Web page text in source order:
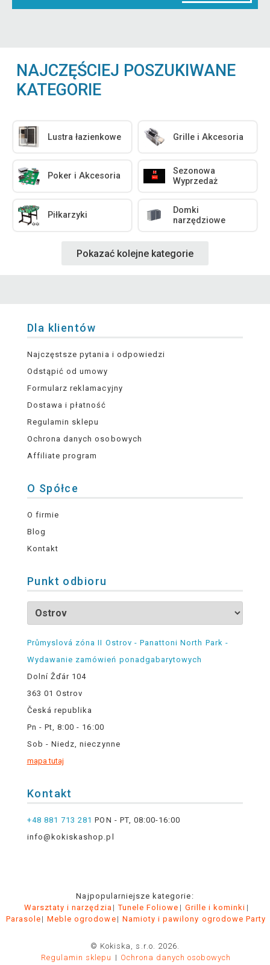
NAJCZĘŚCIEJ POSZUKIWANE
KATEGORIE
Lustra łazienkowe Grille i Akcesoria
Poker i Akcesoria
Sezonowa
Wyprzedaż
Piłkarzyki
Domki
narzędziowe
Pokazać kolejne kategorie
Dla klientów
Najczęstsze pytania i odpowiedzi
Odstąpić od umowy
Formularz reklamacyjny
Dostawa i płatność
Regulamin sklepu
Ochrona danych osobowych
Affiliate program
O Spółce
O firmie
Blog
Kontakt
Punkt odbioru
Průmyslová zóna II Ostrov - Panattoni North Park -
Wydawanie zamówień ponadgabarytowych
Dolní Žďár 104
363 01 Ostrov
Česká republika
Pn - Pt, 8:00 - 16:00
Sob - Niedz, nieczynne
mapa tutaj
Kontakt
+48 881 713 281 PON - PT, 08:00-16:00
info@kokiskashop.pl
Najpopularniejsze kategorie:
Warsztaty i narzędzia
Tunele Foliowe
Grille i kominki
Parasole
Meble ogrodowe Namioty i pawilony ogrodowe Party
© Kokiska, s.r.o. 2026.
Regulamin sklepu
Ochrona danych osobowych